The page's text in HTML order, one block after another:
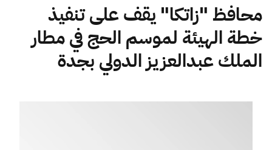
بحث بحث AI
الزكاة الجمارك
ضريبة القيمة المضافة
محافظ "زاتكا" يقف على تنفيذ
خطة الهيئة لموسم الحج في مطار
الملك عبدالعزيز الدولي بجدة